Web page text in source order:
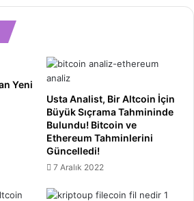
Yeni
Usta Analist, Bir Altcoin İçin
Büyük Sıçrama Tahmininde
Bulundu! Bitcoin ve
Ethereum Tahminlerini
Güncelledi!
7 Aralık 2022